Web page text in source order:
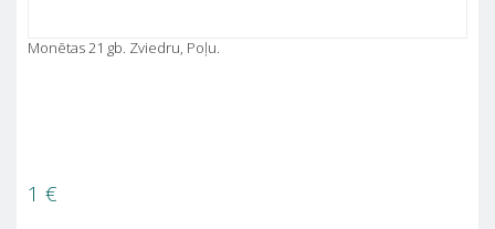
Monētas 21 gb. Zviedru, Poļu.
1 €